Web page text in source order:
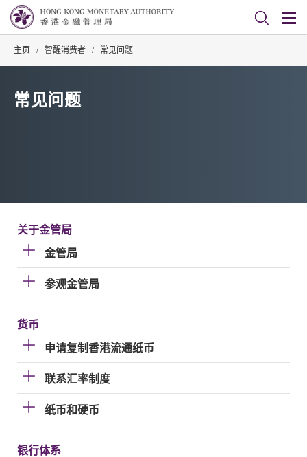
主页 / 智醒消费者 / 常见问题
常见问题
关于金管局
金管局
参观金管局
货币
申请复制香港流通纸币
联系汇率制度
纸币和硬币
银行体系